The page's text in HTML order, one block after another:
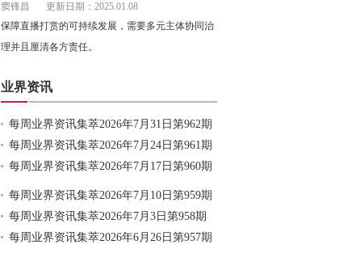
窦锋昌
更新日期：2025.01.08
保障直播打赏的可持续发展，需要多元主体协同治
理并且厘清各方责任。
业界资讯
每周业界资讯集萃2026年7月31日第962期
每周业界资讯集萃2026年7月24日第961期
每周业界资讯集萃2026年7月17日第960期
每周业界资讯集萃2026年7月10日第959期
每周业界资讯集萃2026年7月3日第958期
每周业界资讯集萃2026年6月26日第957期